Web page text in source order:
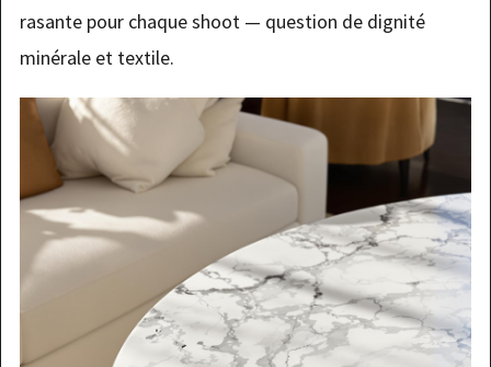
rasante pour chaque shoot — question de dignité
minérale et textile.